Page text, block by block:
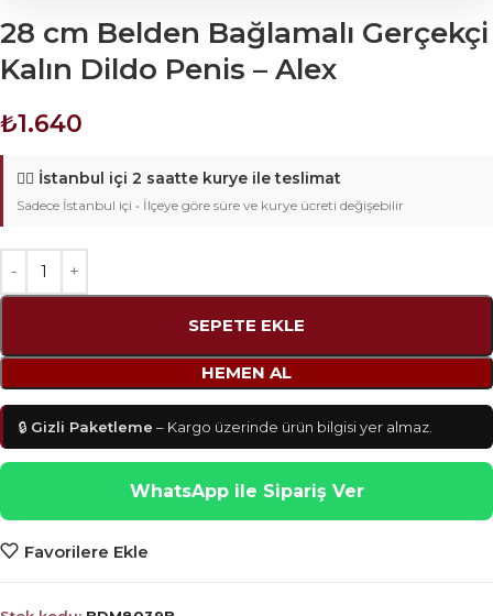
28 cm Belden Bağlamalı Gerçekçi
Kalın Dildo Penis – Alex
₺1.640
🚴‍♂️ İstanbul içi 2 saatte kurye ile teslimat
Sadece İstanbul içi • İlçeye göre süre ve kurye ücreti değişebilir
SEPETE EKLE
HEMEN AL
🔒 Gizli Paketleme – Kargo üzerinde ürün bilgisi yer almaz.
WhatsApp ile Sipariş Ver
Favorilere Ekle